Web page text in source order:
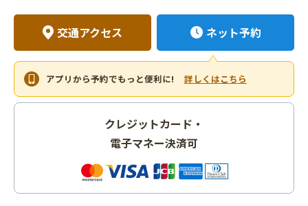
交通アクセス ネット予約
アプリから予約でもっと便利に! 詳しくはこちら
クレジットカード・
電子マネー決済可